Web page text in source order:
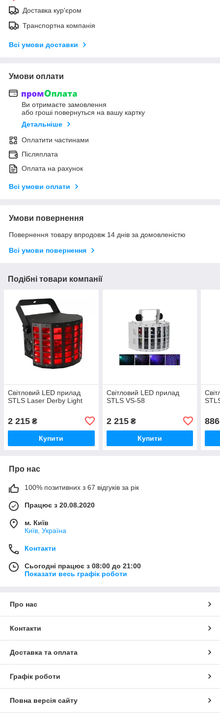
Доставка кур'єром
Транспортна компанія
Всі умови доставки
Умови оплати
Ви отримаєте замовлення
або гроші повернуться на вашу картку
Детальніше
Оплатити частинами
Післяплата
Оплата на рахунок
Всі умови оплати
Умови повернення
Повернення товару впродовж 14 днів за домовленістю
Всі умови повернення
Подібні товари компанії
Світловий LED прилад
STLS Laser Derby Light
2 215 ₴
Купити
Світловий LED прилад
STLS VS-58
2 215₴
Купити
886
Про нас
100% позитивних з 67 відгуків за рік
Працює з 20.08.2020
м. Київ
Київ, Україна
Контакти
Сьогодні працює з 08:00 до 21:00
Показати весь графік роботи
Про нас
Контакти
Доставка та оплата
Графік роботи
Повна версія сайту